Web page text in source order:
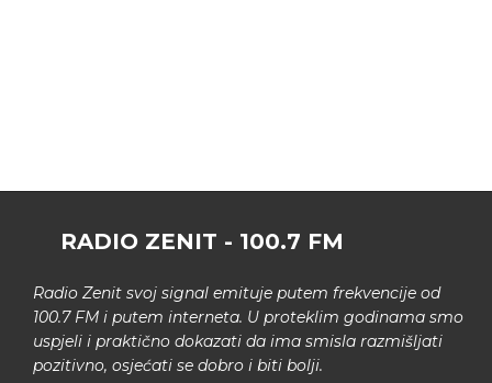
RADIO ZENIT - 100.7 FM
Radio Zenit svoj signal emituje putem frekvencije od
100.7 FM i putem interneta. U proteklim godinama smo
uspjeli i praktično dokazati da ima smisla razmišljati
pozitivno, osjećati se dobro i biti bolji.